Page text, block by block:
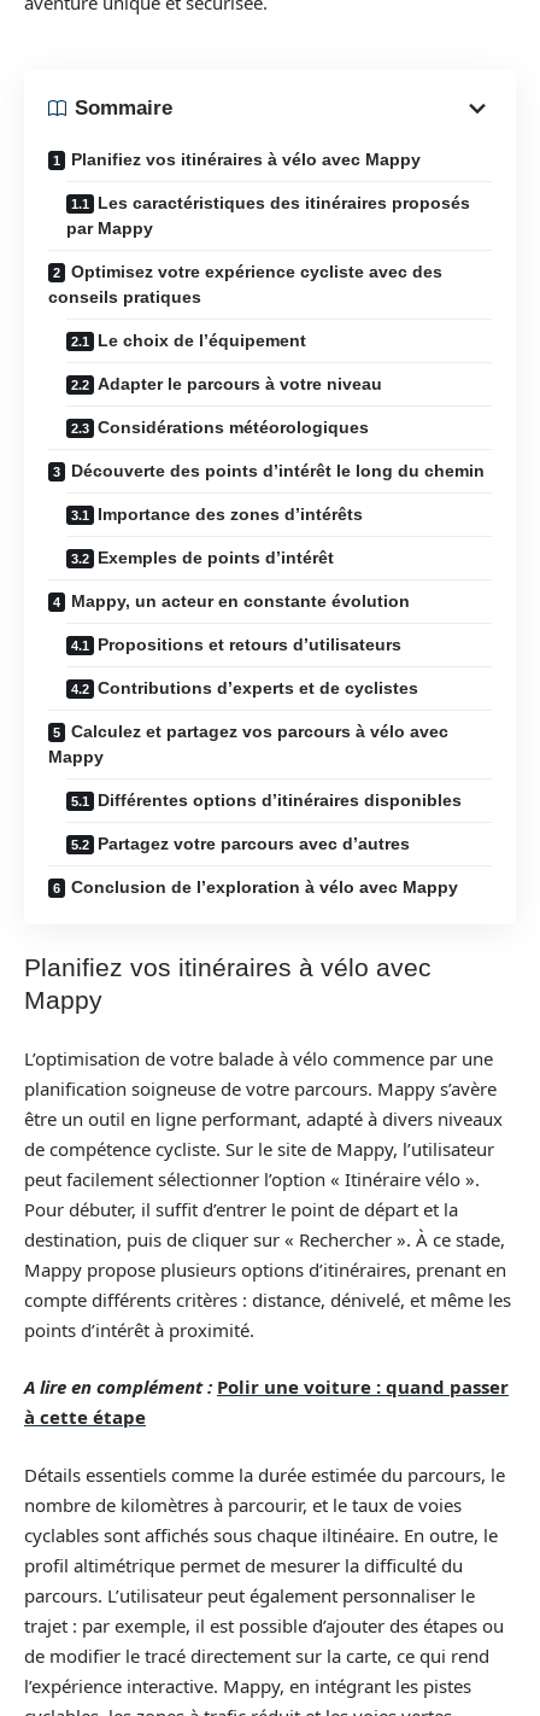
Sommaire
Planifiez vos itinéraires à vélo avec Mappy
Les caractéristiques des itinéraires proposés
par Mappy
Optimisez votre expérience cycliste avec des
conseils pratiques
Le choix de l’équipement
Adapter le parcours à votre niveau
Considérations météorologiques
Découverte des points d’intérêt le long du chemin
Importance des zones d’intérêts
Exemples de points d’intérêt
Mappy, un acteur en constante évolution
Propositions et retours d’utilisateurs
Contributions d’experts et de cyclistes
Calculez et partagez vos parcours à vélo avec
Mappy
Différentes options d’itinéraires disponibles
Partagez votre parcours avec d’autres
Conclusion de l’exploration à vélo avec Mappy
Planifiez vos itinéraires à vélo avec
Mappy
L’optimisation de votre balade à vélo commence par une
planification soigneuse de votre parcours. Mappy s’avère
être un outil en ligne performant, adapté à divers niveaux
de compétence cycliste. Sur le site de Mappy, l’utilisateur
peut facilement sélectionner l’option « Itinéraire vélo ».
Pour débuter, il suffit d’entrer le point de départ et la
destination, puis de cliquer sur « Rechercher ». À ce stade,
Mappy propose plusieurs options d’itinéraires, prenant en
compte différents critères : distance, dénivelé, et même les
points d’intérêt à proximité.
A lire en complément : Polir une voiture : quand passer
à cette étape
Détails essentiels comme la durée estimée du parcours, le
nombre de kilomètres à parcourir, et le taux de voies
cyclables sont affichés sous chaque iltinéaire. En outre, le
profil altimétrique permet de mesurer la difficulté du
parcours. L’utilisateur peut également personnaliser le
trajet : par exemple, il est possible d’ajouter des étapes ou
de modifier le tracé directement sur la carte, ce qui rend
l’expérience interactive. Mappy, en intégrant les pistes